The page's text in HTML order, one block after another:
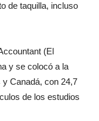
de taquilla, incluso
(El
y se colocó a la
Canadá, con 24,7
de los estudios